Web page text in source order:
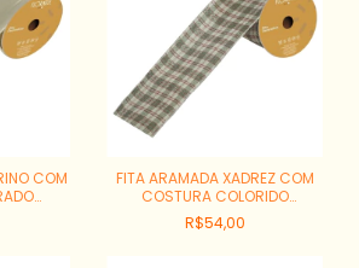
COM
FITA ARAMADA XADREZ COM
COSTURA COLORIDO
REF:57082001
R$54,00